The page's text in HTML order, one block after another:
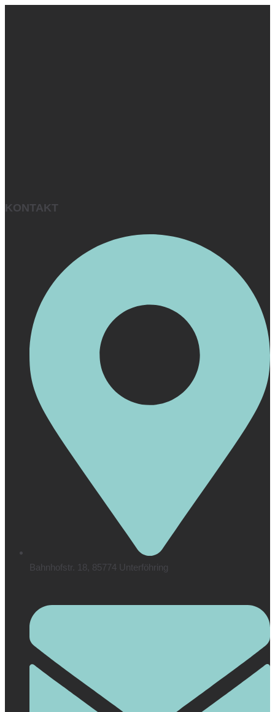
KONTAKT
Bahnhofstr. 18, 85774 Unterföhring